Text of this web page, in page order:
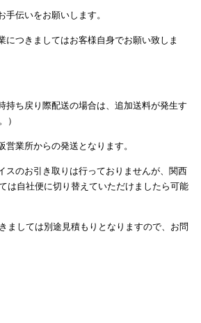
伝いをお願いします。
につきましてはお客様自身でお願い致しま
持ち戻り際配送の場合は、追加送料が発生す
）
業所からの発送となります。
スのお引き取りは行っておりませんが、関西
は自社便に切り替えていただけましたら可能
ましては別途見積もりとなりますので、お問